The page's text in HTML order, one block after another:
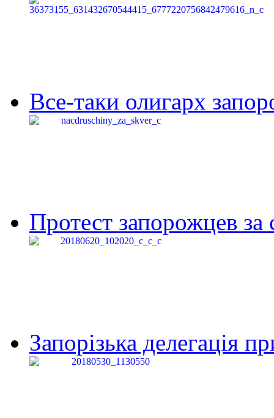
Все-таки олигарх
Протест запорожцев за
Запорізька делегація